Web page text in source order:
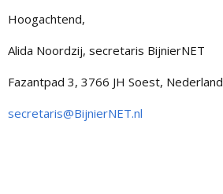
Hoogachtend,
Alida Noordzij, secretaris BijnierNET
Fazantpad 3, 3766 JH Soest, Nederland
secretaris@BijnierNET.nl